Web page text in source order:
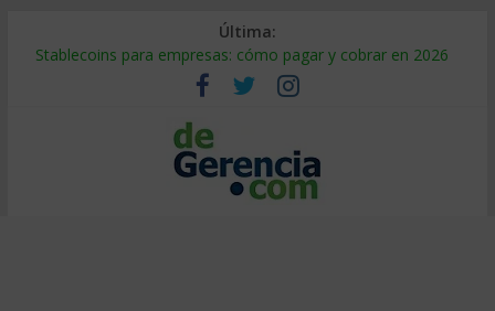
Última:
Stablecoins para empresas: cómo pagar y cobrar en 2026
Despido silencioso: qué es y por qué sale tan caro
IA en selección de personal: cómo auditarla a tiempo
Trabajo forzoso en la cadena de suministro: qué hacer
Mercado hispano de EE. UU.: cómo segmentarlo y venderle